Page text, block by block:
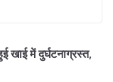
खाई में दुर्घटनाग्रस्त,